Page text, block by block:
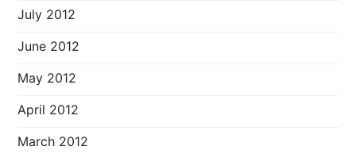
July 2012
June 2012
May 2012
April 2012
March 2012